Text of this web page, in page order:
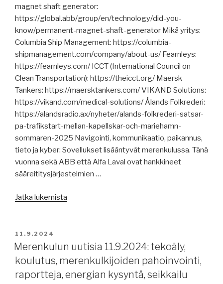
DSV
ostaa
Schenkerin,
Intia
mukaan
telakkakisaan,
USA
asetti
lisämaksuja
tavaroille,
vaarallisten
aineiden
hätäyhteystiedot
tarpeen,
taifuuni
Punaisella
merellä,
laivaston
magnet shaft generator:
https://global.abb/group/en/technology/did-you-
know/permanent-magnet-shaft-generator Mikä yritys:
Columbia Ship Management: https://columbia-
shipmanagement.com/company/about-us/ Fearnleys:
https://fearnleys.com/ ICCT (International Council on
Clean Transportation): https://theicct.org/ Maersk
Tankers: https://maersktankers.com/ VIKAND Solutions:
https://vikand.com/medical-solutions/ Ålands Folkrederi:
https://alandsradio.ax/nyheter/alands-folkrederi-satsar-
pa-trafikstart-mellan-kapellskar-och-mariehamn-
sommaren-2025 Navigointi, kommunikaatio, paikannus,
tieto ja kyber: Sovellukset lisääntyvät merenkulussa. Tänä
vuonna sekä ABB että Alfa Laval ovat hankkineet
sääreititysjärjestelmien …
Jatka lukemista
sovelluksia,
Ruotsissa
ennätysmäärä
hakijoita
JULKAISTU
11.9.2024
Merenkulun uutisia 11.9.2024: tekoäly,
koulutus, merenkulkijoiden pahoinvointi,
raportteja, energian kysyntä, seikkailu